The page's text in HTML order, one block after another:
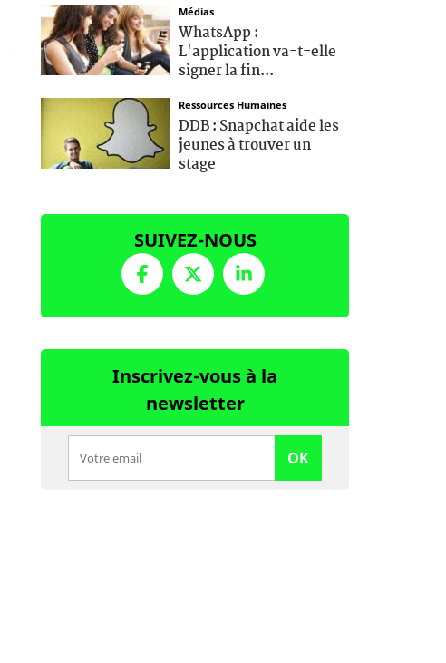
Médias
WhatsApp :
L'application va-t-elle
signer la fin...
Ressources Humaines
DDB : Snapchat aide les
jeunes à trouver un
stage
SUIVEZ-NOUS
Inscrivez-vous à la
newsletter
OK